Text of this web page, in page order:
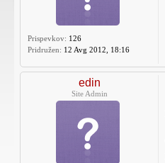
Prispevkov: 126
Pridružen: 12 Avg 2012, 18:16
edin
Site Admin